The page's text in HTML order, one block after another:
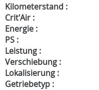
Kilometerstand :
Crit'Air :
Energie :
PS :
Leistung :
Verschiebung :
Lokalisierung :
Getriebetyp :